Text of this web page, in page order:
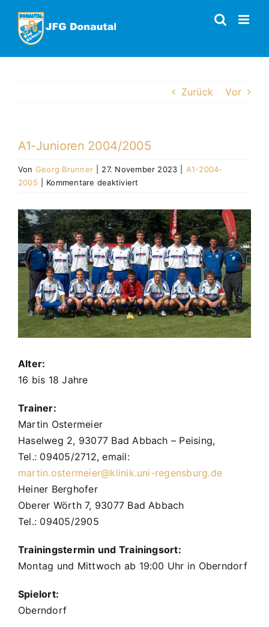
Inhalt
springen
Zurück Vor
A1-Junioren 2004/2005
Von Georg Brunner 27. November 2023
A1-2004-
2005
Kommentare deaktiviert
Junioren
2004/2005
Zeige
grösseres
Bild
Alter:
16 bis 18 Jahre
Trainer:
Martin Ostermeier
Haselweg 2, 93077 Bad Abbach – Peising,
Tel.: 09405/2712, email:
martin.ostermeier@klinik.uni-regensburg.de
Heiner Berghofer
Oberer Wörth 7, 93077 Bad Abbach
Tel.: 09405/2905
Trainingstermin und Trainingsort:
Montag und Mittwoch ab 19:00 Uhr in Oberndorf
Spielort:
Oberndorf